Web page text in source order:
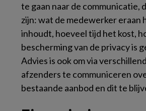
te gaan naar de communicatie,
zijn: wat de medewerker eraan
inhoudt, hoeveel tijd het kost,
bescherming van de privacy is
Advies is ook om via
afzenders te communiceren
bestaande aanbod en dit te